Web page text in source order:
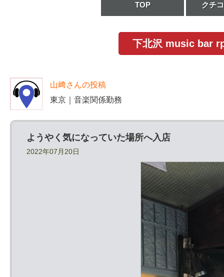
TOP クチ
下北沢 music bar
山﨑さんの投稿
東京｜音楽関係勤務
ようやく気になっていた場所へ入店
2022年07月20日